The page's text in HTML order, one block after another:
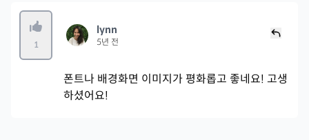
1
lynn
5년 전
폰트나 배경화면 이미지가 평화롭고 좋네요! 고생
하셨어요!